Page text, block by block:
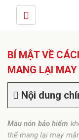
BÍ MẬT VỀ
MANG LẠI
Nội dung
Màu nón bảo hiểm
thể mang lại may